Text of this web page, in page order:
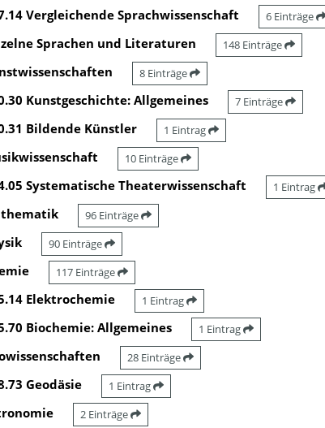
Vergleichende Sprachwissenschaft 6 Einträge
Sprachen und Literaturen 148 Einträge
8 Einträge
Kunstgeschichte: Allgemeines 7 Einträge
Bildende Künstler 1 Eintrag
10 Einträge
Systematische Theaterwissenschaft 1 Eintrag
96 Einträge
90 Einträge
117 Einträge
Elektrochemie 1 Eintrag
Biochemie: Allgemeines 1 Eintrag
28 Einträge
Geodäsie 1 Eintrag
2 Einträge